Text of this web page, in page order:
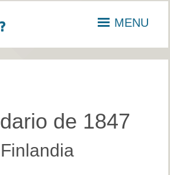
MENU
de 1847
Finlandia